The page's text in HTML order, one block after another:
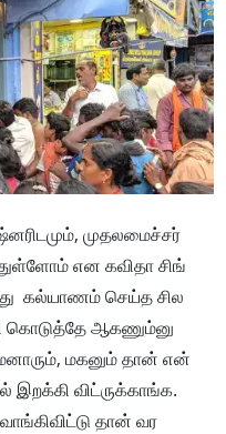
முதலமைச்சர்
என கவிதா சிங்
கல்யாணம் செய்த சில
கொடுத்தே ஆகணும்னு
மகனும் தான் என்
இறக்கி விட்ருக்காங்க.
தான் வர